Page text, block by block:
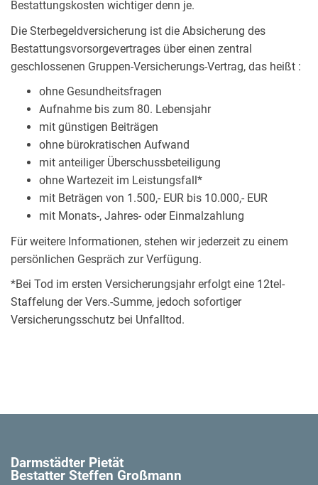
Bestattungskosten wichtiger denn je.
Die Sterbegeldversicherung ist die Absicherung des
Bestattungsvorsorgevertrages über einen zentral
geschlossenen Gruppen-Versicherungs-Vertrag, das heißt :
ohne Gesundheitsfragen
Aufnahme bis zum 80. Lebensjahr
mit günstigen Beiträgen
ohne bürokratischen Aufwand
mit anteiliger Überschussbeteiligung
ohne Wartezeit im Leistungsfall*
mit Beträgen von 1.500,- EUR bis 10.000,- EUR
mit Monats-, Jahres- oder Einmalzahlung
Für weitere Informationen, stehen wir jederzeit zu einem
persönlichen Gespräch zur Verfügung.
*Bei Tod im ersten Versicherungsjahr erfolgt eine 12tel-
Staffelung der Vers.-Summe, jedoch sofortiger
Versicherungsschutz bei Unfalltod.
Darmstädter Pietät
Bestatter Steffen Großmann